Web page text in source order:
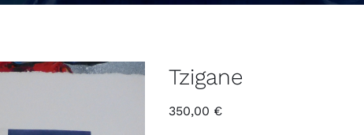
Tzigane
350,00 €